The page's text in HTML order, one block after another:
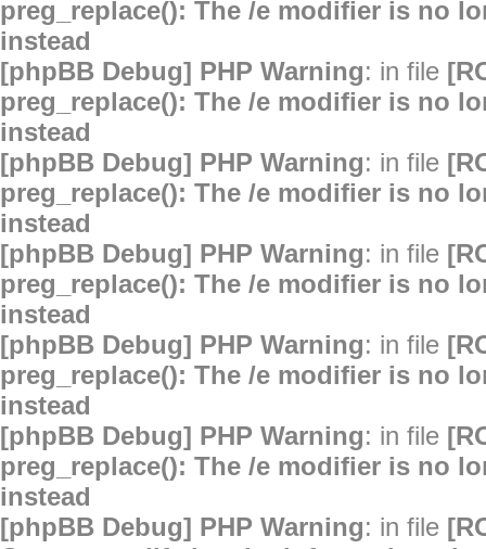
preg_replace(): The /e modifier is no
instead
[phpBB Debug] PHP Warning: in file
preg_replace(): The /e modifier is no
instead
[phpBB Debug] PHP Warning: in file
preg_replace(): The /e modifier is no
instead
[phpBB Debug] PHP Warning: in file
preg_replace(): The /e modifier is no
instead
[phpBB Debug] PHP Warning: in file
preg_replace(): The /e modifier is no
instead
[phpBB Debug] PHP Warning: in file
preg_replace(): The /e modifier is no
instead
[phpBB Debug] PHP Warning: in file